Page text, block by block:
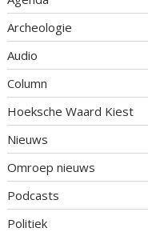
Archeologie
Audio
Column
Hoeksche Waard Kiest
Nieuws
Omroep nieuws
Podcasts
Politiek